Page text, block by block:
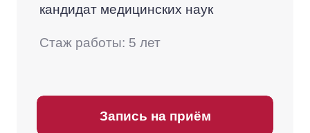
кандидат медицинских наук
Стаж работы: 5 лет
Запись на приём